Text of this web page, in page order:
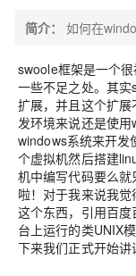
简介： 如何在
swoole框架是一个
一些不足之处。其
扩展，并且这个扩
发环境来说还是使
windows系统来开发
个虚拟机然后搭建
机中编写代码要么
啦！对于我来说我
这个东西，引用百
台上运行的类UNIX
下来我们正式开始讲